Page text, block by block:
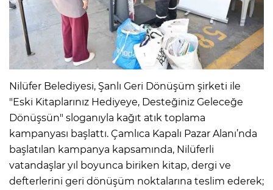
Nilüfer Belediyesi, Şanlı Geri Dönüşüm şirketi ile
"Eski Kitaplarınız Hediyeye, Desteğiniz Geleceğe
Dönüşsün" sloganıyla kağıt atık toplama
kampanyası başlattı. Çamlıca Kapalı Pazar Alanı’nda
başlatılan kampanya kapsamında, Nilüferli
vatandaşlar yıl boyunca biriken kitap, dergi ve
defterlerini geri dönüşüm noktalarına teslim ederek;